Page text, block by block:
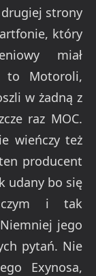
drugiej strony
który
miał
to Motoroli,
w żadną z
raz MOC.
wieńczy też
producent
udany bo się
czym i tak
jego
pytań. Nie
Exynosa,